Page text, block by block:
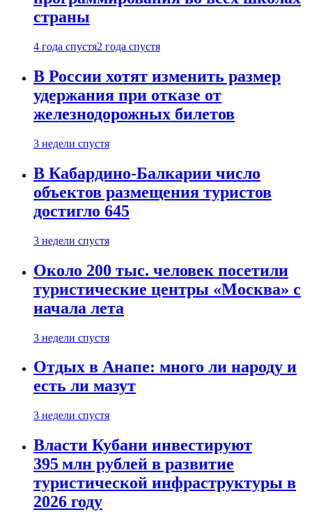
страны
4 года спустя2 года спустя
В России хотят изменить размер
удержания при отказе от
железнодорожных билетов
3 недели спустя
В Кабардино-Балкарии число
объектов размещения туристов
достигло 645
3 недели спустя
Около 200 тыс. человек посетили
туристические центры «Москва» с
начала лета
3 недели спустя
Отдых в Анапе: много ли народу и
есть ли мазут
3 недели спустя
Власти Кубани инвестируют
395 млн рублей в развитие
туристической инфраструктуры в
2026 году